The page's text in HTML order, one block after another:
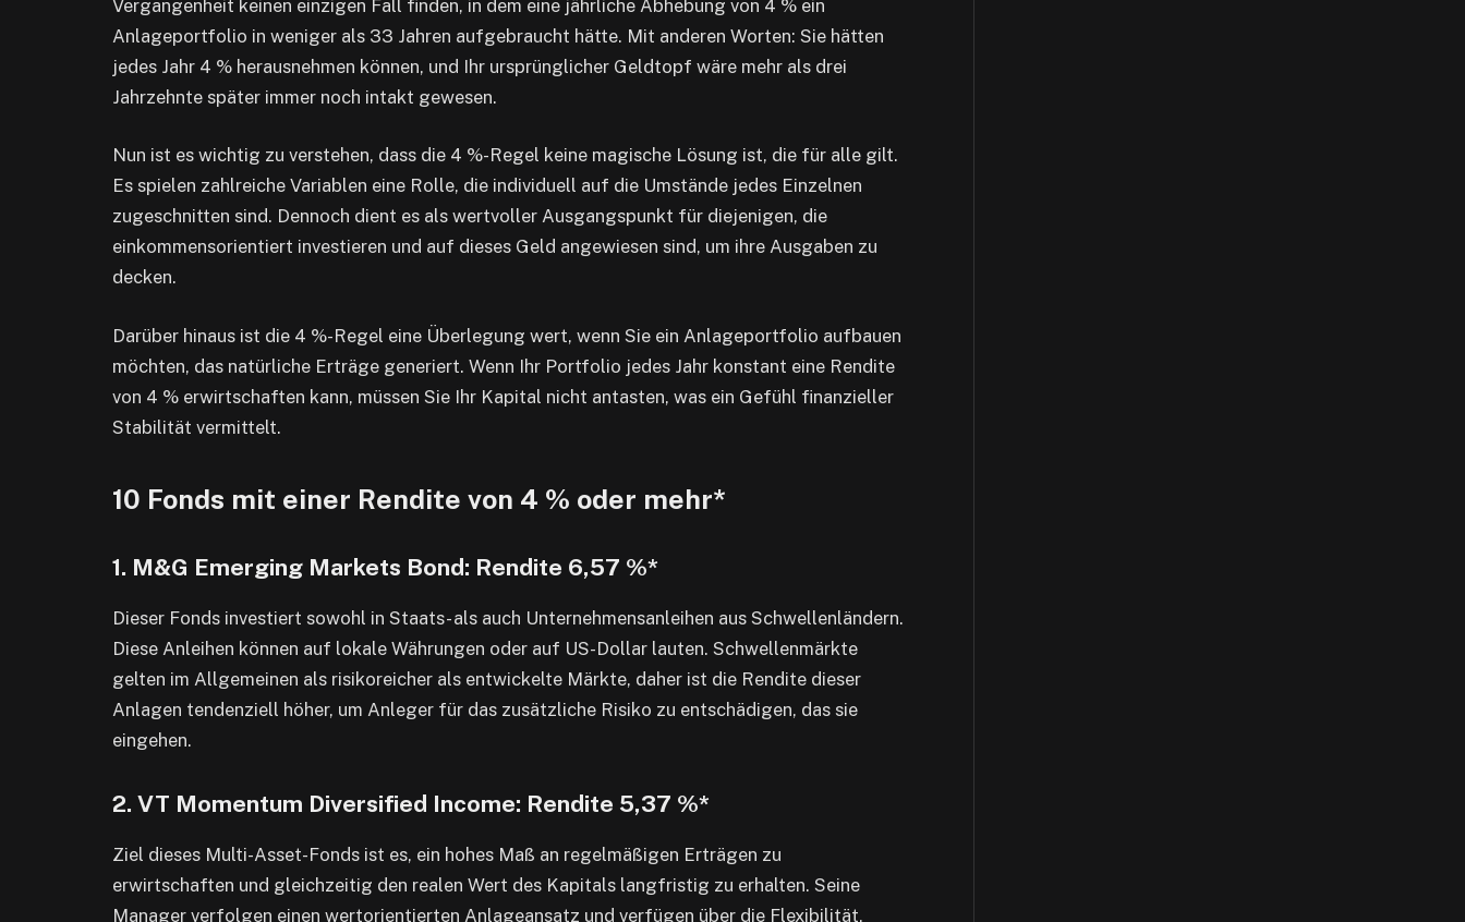
Vergangenheit keinen einzigen Fall finden, in dem eine jährliche Abhebung von 4 % ein
Anlageportfolio in weniger als 33 Jahren aufgebraucht hätte. Mit anderen Worten: Sie hätten
jedes Jahr 4 % herausnehmen können, und Ihr ursprünglicher Geldtopf wäre mehr als drei
Jahrzehnte später immer noch intakt gewesen.
Nun ist es wichtig zu verstehen, dass die 4 %-Regel keine magische Lösung ist, die für alle gilt.
Es spielen zahlreiche Variablen eine Rolle, die individuell auf die Umstände jedes Einzelnen
zugeschnitten sind. Dennoch dient es als wertvoller Ausgangspunkt für diejenigen, die
einkommensorientiert investieren und auf dieses Geld angewiesen sind, um ihre Ausgaben zu
decken.
Darüber hinaus ist die 4 %-Regel eine Überlegung wert, wenn Sie ein Anlageportfolio aufbauen
möchten, das natürliche Erträge generiert. Wenn Ihr Portfolio jedes Jahr konstant eine Rendite
von 4 % erwirtschaften kann, müssen Sie Ihr Kapital nicht antasten, was ein Gefühl finanzieller
Stabilität vermittelt.
10 Fonds mit einer Rendite von 4 % oder mehr*
1. M&G Emerging Markets Bond: Rendite 6,57 %*
Dieser Fonds investiert sowohl in Staats- als auch Unternehmensanleihen aus Schwellenländern.
Diese Anleihen können auf lokale Währungen oder auf US-Dollar lauten. Schwellenmärkte
gelten im Allgemeinen als risikoreicher als entwickelte Märkte, daher ist die Rendite dieser
Anlagen tendenziell höher, um Anleger für das zusätzliche Risiko zu entschädigen, das sie
eingehen.
2. VT Momentum Diversified Income: Rendite 5,37 %*
Ziel dieses Multi-Asset-Fonds ist es, ein hohes Maß an regelmäßigen Erträgen zu
erwirtschaften und gleichzeitig den realen Wert des Kapitals langfristig zu erhalten. Seine
Manager verfolgen einen wertorientierten Anlageansatz und verfügen über die Flexibilität,